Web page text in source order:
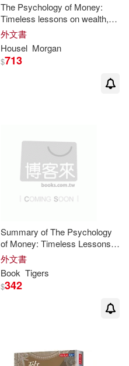
The Psychology of Money:
Timeless lessons on wealth,
greed, and happiness New
Synopsis and Analysis
外文書
Housel Morgan
$713
Summary of The Psychology
of Money: Timeless Lessons
on Wealth, Greed, and
Happiness by
外文書
Book Tigers
$342